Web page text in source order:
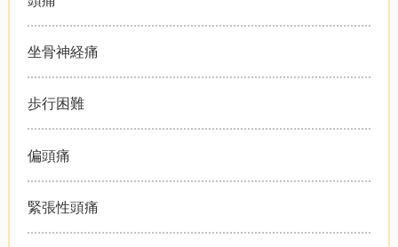
坐骨神経痛
歩行困難
偏頭痛
緊張性頭痛